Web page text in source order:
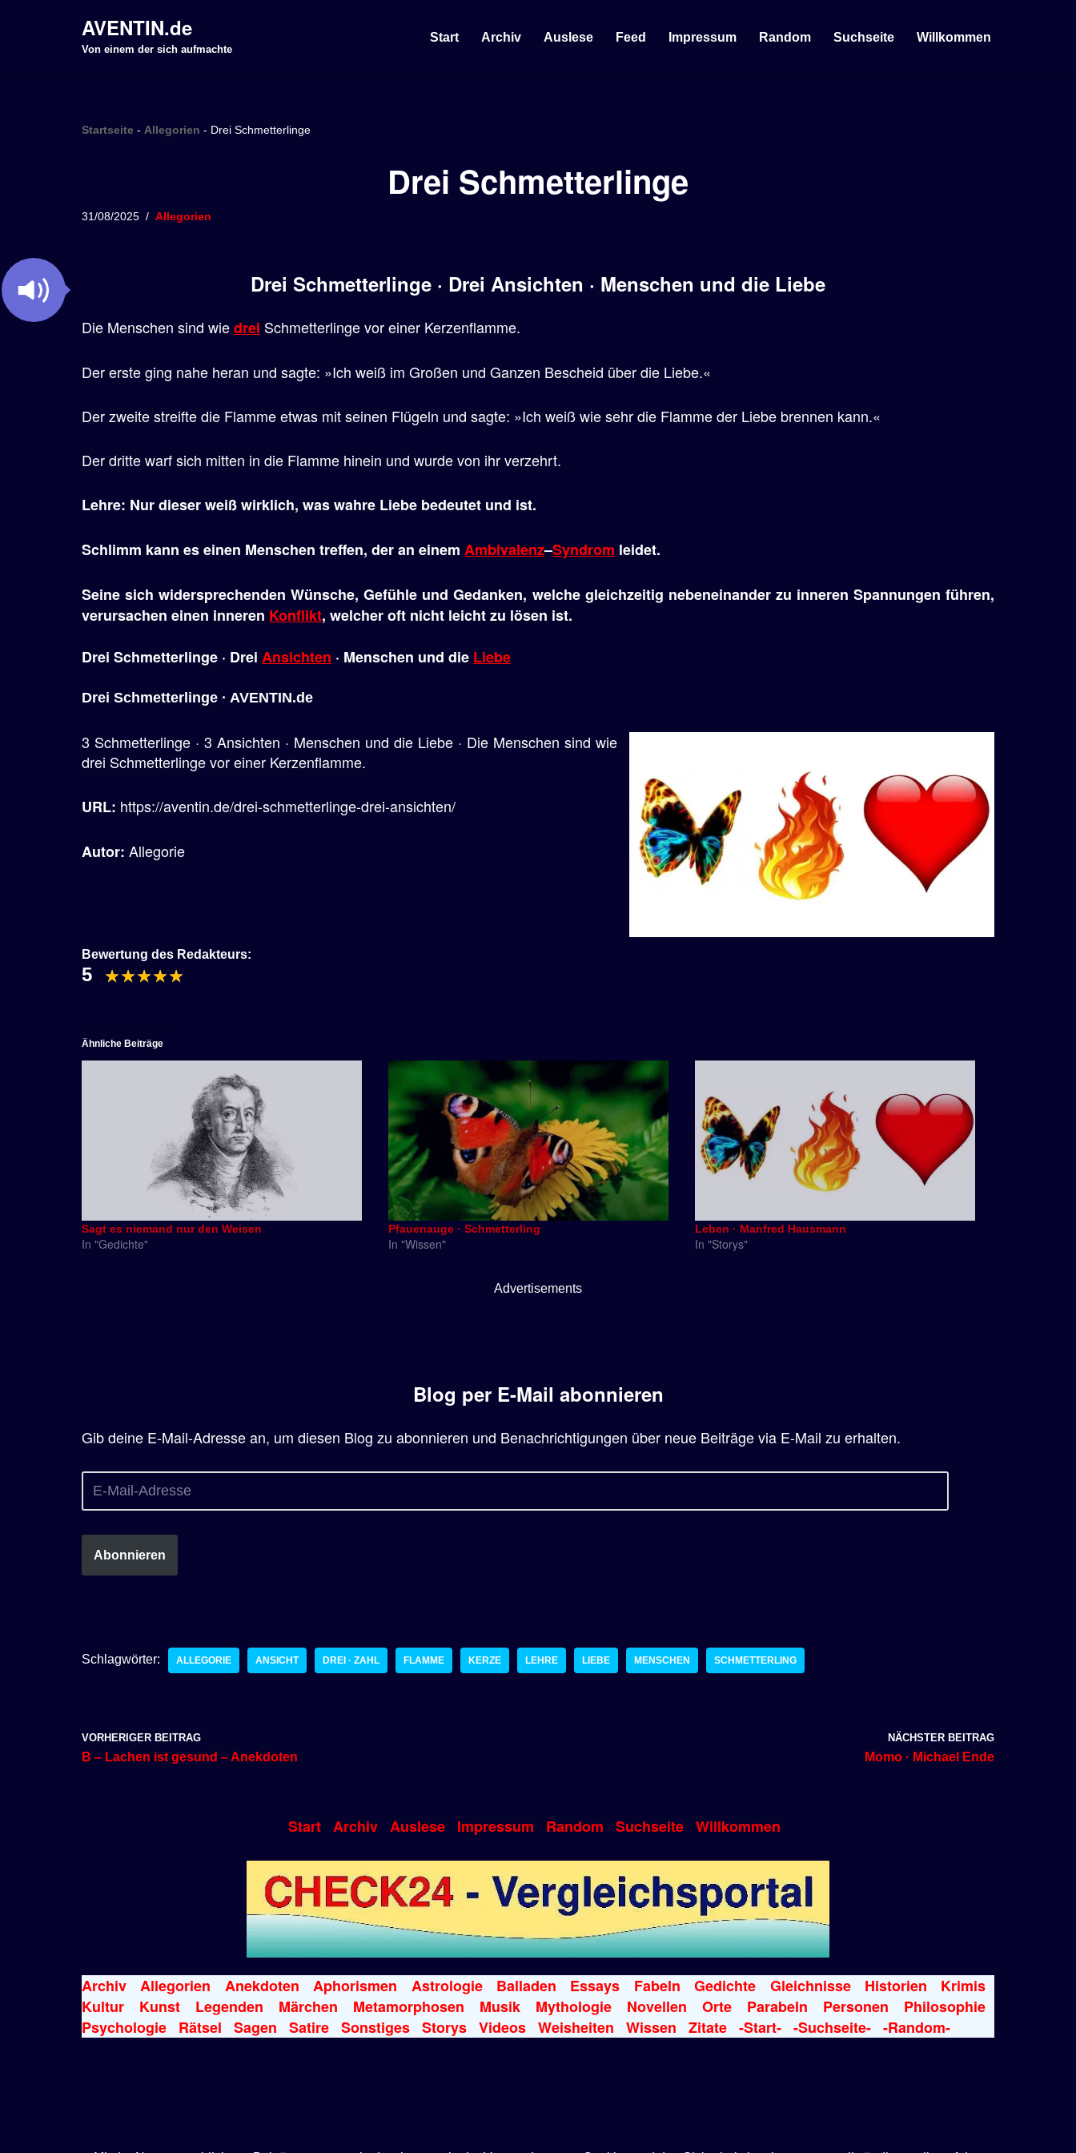
p
AVENTIN.de
Von einem der sich aufmachte
Start Archiv Auslese Feed Impressum Random Suchseite Willkommen
Startseite - Allegorien - Drei Schmetterlinge
Drei Schmetterlinge
31/08/2025 Allegorien
Drei Schmetterlinge · Drei Ansichten · Menschen und die Liebe
Die Menschen sind wiedrei Schmetterlinge vor einer Kerzenflamme.
Der erste ging nahe heran und sagte: »Ich weiß im Großen und Ganzen Bescheid über die Liebe.«
Der zweite streifte die Flamme etwas mit seinen Flügeln und sagte: »Ich weiß wie sehr die Flamme der Liebe brennen kann.«
Der dritte warf sich mitten in die Flamme hinein und wurde von ihr verzehrt.
Lehre: Nur dieser weiß wirklich, was wahre Liebe bedeutet und ist.
Schlimm kann es einen Menschen treffen, der an einem Ambivalenz–Syndrom leidet.
Seine sich widersprechenden Wünsche, Gefühle und Gedanken, welche gleichzeitig nebeneinander zu inneren Spannungen führen,
verursachen einen inneren Konflikt, welcher oft nicht leicht zu lösen ist.
Drei Schmetterlinge · Drei Ansichten · Menschen und die Liebe
Drei Schmetterlinge · AVENTIN.de
3 Schmetterlinge · 3 Ansichten · Menschen und die Liebe · Die Menschen sind wie
drei Schmetterlinge vor einer Kerzenflamme.
URL: https://aventin.de/drei-schmetterlinge-drei-ansichten/
Autor: Allegorie
Bewertung des Redakteurs:
5
Ähnliche Beiträge
Sagt es niemand nur den Weisen
In "Gedichte"
Pfauenauge · Schmetterling
In "Wissen"
Leben · Manfred Hausmann
In "Storys"
Advertisements
Blog per E-Mail abonnieren
Gib deine E-Mail-Adresse an, um diesen Blog zu abonnieren und Benachrichtigungen über neue Beiträge via E-Mail zu erhalten.
Abonnieren
Schlagwörter: ALLEGORIE ANSICHT DREI · ZAHL FLAMME KERZE LEHRE LIEBE MENSCHEN SCHMETTERLING
VORHERIGER BEITRAG
B – Lachen ist gesund – Anekdoten
NÄCHSTER BEITRAG
Momo · Michael Ende
Start Archiv Auslese Impressum Random Suchseite Willkommen
Archiv Allegorien Anekdoten Aphorismen Astrologie Balladen Essays Fabeln Gedichte Gleichnisse Historien
Krimis
Kultur
Kunst Legenden Märchen Metamorphosen Musik Mythologie Novellen Orte Parabeln Personen
Philosophie
Psychologie
Rätsel Sagen Satire Sonstiges Storys Videos Weisheiten Wissen Zitate -Start- -Suchseite- -Random-